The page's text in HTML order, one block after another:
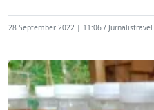
28 September 2022 | 11:06 Jurnalistravel